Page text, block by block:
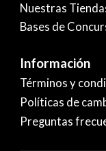
Nuestras
Bases de
Información
Términos y
Políticas de
Preguntas